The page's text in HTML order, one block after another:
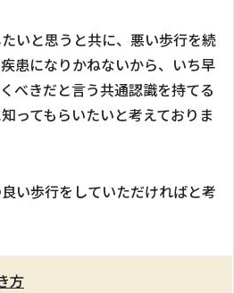
いと思うと共に、悪い歩行を続
患になりかねないから、いち早
べきだと言う共通認識を持てる
ってもらいたいと考えておりま
い歩行をしていただければと考
方